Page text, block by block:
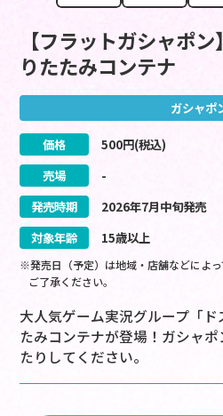
【フラットガシャポ
りたたみコンテナ
ガシャポ
価格 500円(税込)
売場
-
発売時期
2026年7月中旬発売
対象年齢
15歳以上
※発売日（予定）は地域・店舗などによ
ご了承ください。
大人気ゲーム実況グループ「
たみコンテナが登場！ガシャ
たりしてください。